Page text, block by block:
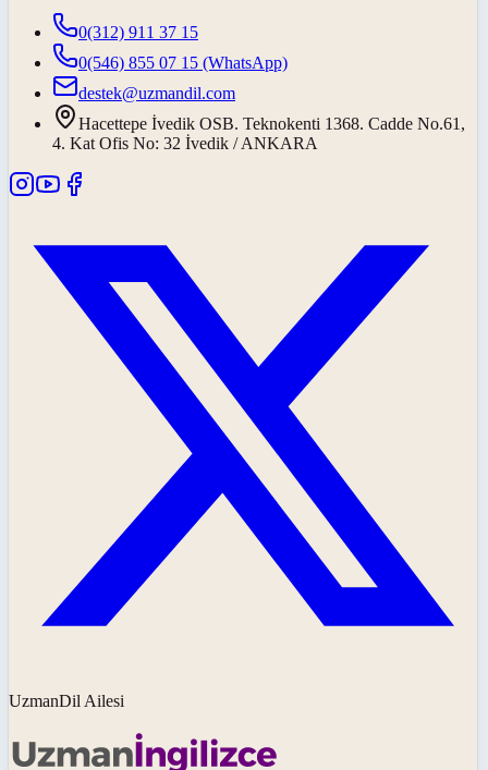
0(312) 911 37 15
0(546) 855 07 15 (WhatsApp)
destek@uzmandil.com
Hacettepe İvedik OSB. Teknokenti 1368. Cadde No.61,
4. Kat Ofis No: 32 İvedik / ANKARA
UzmanDil Ailesi